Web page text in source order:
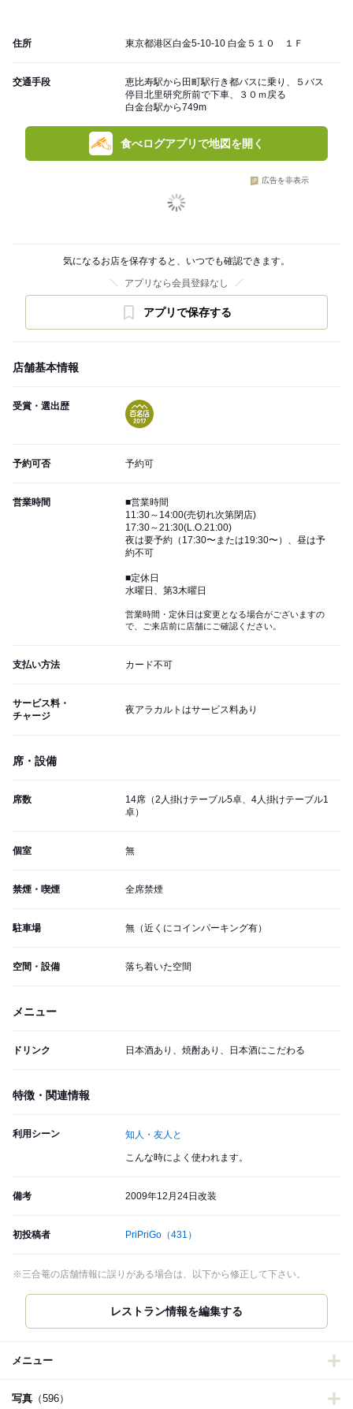
住所 東京都港区白金5-10-10 白金５１０ １Ｆ
交通手段
恵比寿駅から田町駅行き都バスに乗り、５バス
停目北里研究所前で下車、３０ｍ戻る
白金台駅から749m
食べログアプリで地図を開く
広告を非表示
気になるお店を保存すると、いつでも確認できます。
アプリなら会員登録なし
アプリで保存する
店舗基本情報
受賞・選出歴
予約可否 予約可
営業時間
■営業時間
11:30～14:00(売切れ次第閉店)
17:30～21:30(L.O.21:00)
夜は要予約（17:30〜または19:30〜）、昼は予
約不可
■定休日
水曜日、第3木曜日
営業時間・定休日は変更となる場合がございますの
で、ご来店前に店舗にご確認ください。
支払い方法 カード不可
サービス料・
チャージ
夜アラカルトはサービス料あり
席・設備
席数
14席（2人掛けテーブル5卓、4人掛けテーブル1
卓）
個室 無
禁煙・喫煙 全席禁煙
駐車場 無（近くにコインパーキング有）
空間・設備 落ち着いた空間
メニュー
ドリンク 日本酒あり、焼酎あり、日本酒にこだわる
特徴・関連情報
利用シーン 知人・友人と
こんな時によく使われます。
備考 2009年12月24日改装
初投稿者 PriPriGo （431）
※三合菴の店舗情報に誤りがある場合は、以下から修正して下さい。
メニュー
写真 （596）